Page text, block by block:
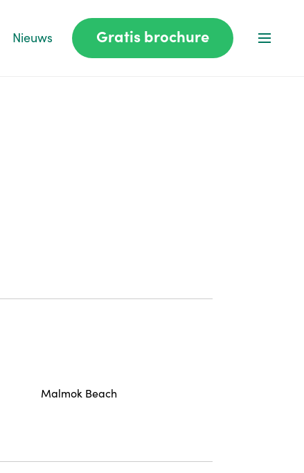
Nieuws Gratis brochure
Malmok Beach